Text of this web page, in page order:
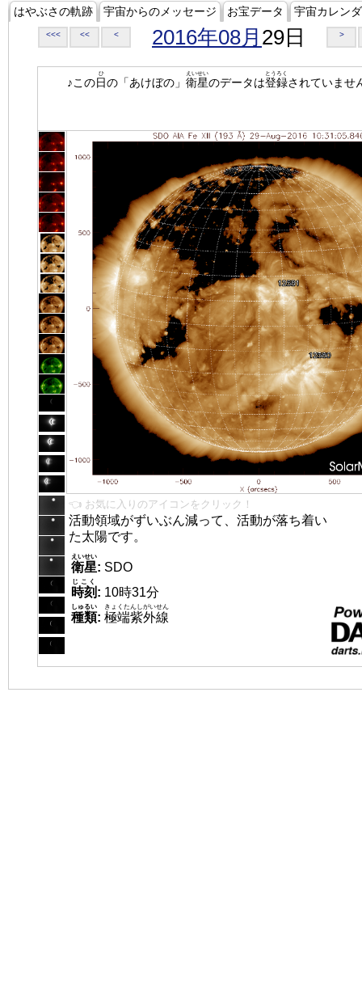
はやぶさの軌跡 宇宙からのメッセージ お宝データ 宇宙カレン
<<< << < 2016年08月 29日 >
♪この日
ひ
の「あけぼの」 衛星
えいせい
のデータは登録
とうろく
されていませ
👈 お気に入りのアイコンをクリック！
活動領域がずいぶん減って、活動が落ち着い
た太陽です。
衛星
えいせい
: SDO
時刻
じこく
: 10時31分
種類
しゅるい
: 極端紫外線
きょくたんしがいせん